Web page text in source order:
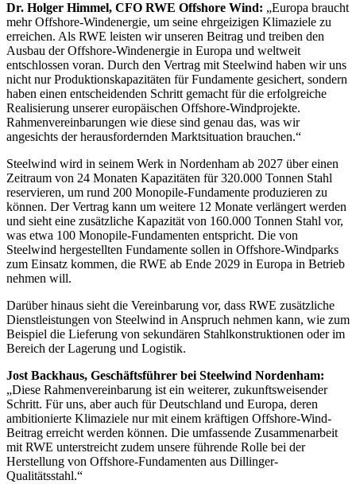
Dr. Holger Himmel, CFO RWE Offshore Wind: „Europa braucht
mehr Offshore-Windenergie, um seine ehrgeizigen Klimaziele zu
erreichen. Als RWE leisten wir unseren Beitrag und treiben den
Ausbau der Offshore-Windenergie in Europa und weltweit
entschlossen voran. Durch den Vertrag mit Steelwind haben wir uns
nicht nur Produktionskapazitäten für Fundamente gesichert, sondern
haben einen entscheidenden Schritt gemacht für die erfolgreiche
Realisierung unserer europäischen Offshore-Windprojekte.
Rahmenvereinbarungen wie diese sind genau das, was wir
angesichts der herausfordernden Marktsituation brauchen.“
Steelwind wird in seinem Werk in Nordenham ab 2027 über einen
Zeitraum von 24 Monaten Kapazitäten für 320.000 Tonnen Stahl
reservieren, um rund 200 Monopile-Fundamente produzieren zu
können. Der Vertrag kann um weitere 12 Monate verlängert werden
und sieht eine zusätzliche Kapazität von 160.000 Tonnen Stahl vor,
was etwa 100 Monopile-Fundamenten entspricht. Die von
Steelwind hergestellten Fundamente sollen in Offshore-Windparks
zum Einsatz kommen, die RWE ab Ende 2029 in Europa in Betrieb
nehmen will.
Darüber hinaus sieht die Vereinbarung vor, dass RWE zusätzliche
Dienstleistungen von Steelwind in Anspruch nehmen kann, wie zum
Beispiel die Lieferung von sekundären Stahlkonstruktionen oder im
Bereich der Lagerung und Logistik.
Jost Backhaus, Geschäftsführer bei Steelwind Nordenham:
„Diese Rahmenvereinbarung ist ein weiterer, zukunftsweisender
Schritt. Für uns, aber auch für Deutschland und Europa, deren
ambitionierte Klimaziele nur mit einem kräftigen Offshore-Wind-
Beitrag erreicht werden können. Die umfassende Zusammenarbeit
mit RWE unterstreicht zudem unsere führende Rolle bei der
Herstellung von Offshore-Fundamenten aus Dillinger-
Qualitätsstahl.“